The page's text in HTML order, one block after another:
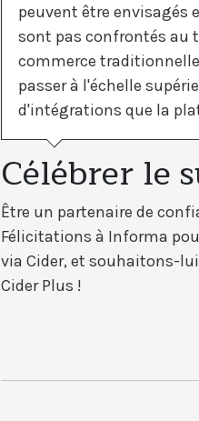
peuvent être envisagés
sont pas confrontés au
commerce
passer à l'échelle
d'intégrations que la
Célébrer le
Être un partenaire de
Félicitations à Informa
via Cider, et souhaitons-
Cider Plus !